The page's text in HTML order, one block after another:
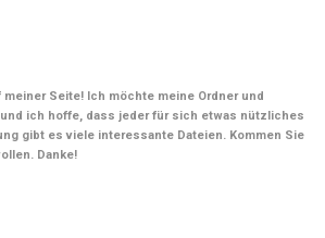
Seite! Ich möchte meine Ordner und
ich hoffe, dass jeder für sich etwas nützliches
gibt es viele interessante Dateien. Kommen Sie
Danke!